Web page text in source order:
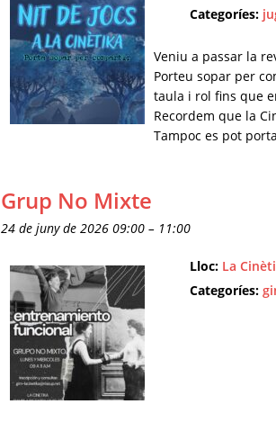
Categoríes:
Veniu a passar la
Porteu sopar per
taula i rol fins que
Recordem que la
Tampoc es pot
Grup No Mixte
24 de juny de 2026 09:00 – 11:00
Lloc: La
Categoríes: